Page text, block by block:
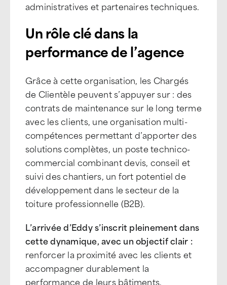
administratives et partenaires techniques.
Un rôle clé dans la
performance de l’agence
Grâce à cette organisation, les Chargés
de Clientèle peuvent s’appuyer sur : des
contrats de maintenance sur le long terme
avec les clients, une organisation multi-
compétences permettant d’apporter des
solutions complètes, un poste technico-
commercial combinant devis, conseil et
suivi des chantiers, un fort potentiel de
développement dans le secteur de la
toiture professionnelle (B2B).
L’arrivée d’Eddy s’inscrit pleinement dans
cette dynamique, avec un objectif clair :
renforcer la proximité avec les clients et
accompagner durablement la
performance de leurs bâtiments.